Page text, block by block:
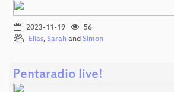
2023-11-19
56
Elias, Sarah and Simon
Pentaradio live!